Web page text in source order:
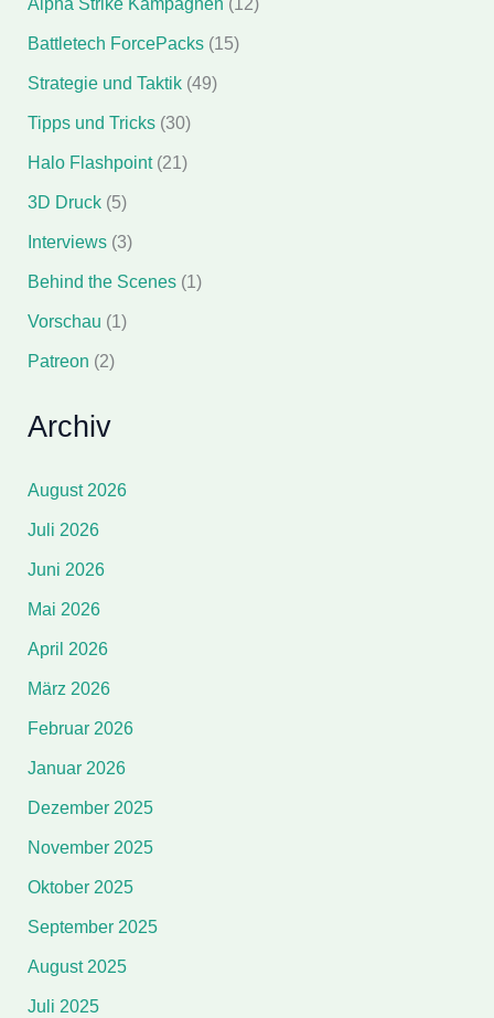
Alpha Strike Kampagnen (12)
Battletech ForcePacks(15)
Strategie und Taktik(49)
Tipps und Tricks(30)
Halo Flashpoint(21)
3D Druck(5)
Interviews(3)
Behind the Scenes(1)
Vorschau (1)
Patreon (2)
Archiv
August 2026
Juli 2026
Juni 2026
Mai 2026
April 2026
März 2026
Februar 2026
Januar 2026
Dezember 2025
November 2025
Oktober 2025
September 2025
August 2025
Juli 2025